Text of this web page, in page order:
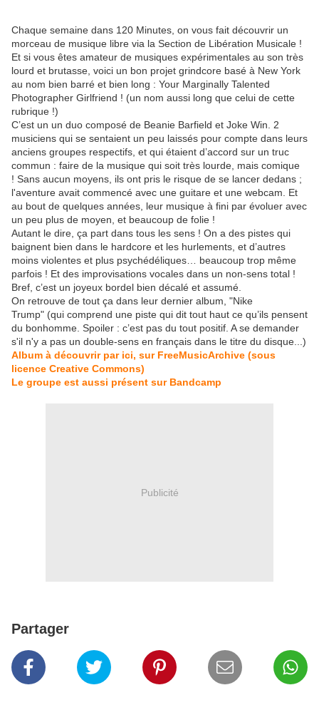
Chaque semaine dans 120 Minutes, on vous fait découvrir un
morceau de musique libre via la Section de Libération Musicale !
Et si vous êtes amateur de musiques expérimentales au son très
lourd et brutasse, voici un bon projet grindcore basé à New York
au nom bien barré et bien long : Your Marginally Talented
Photographer Girlfriend ! (un nom aussi long que celui de cette
rubrique !)
C’est un un duo composé de Beanie Barfield et Joke Win. 2
musiciens qui se sentaient un peu laissés pour compte dans leurs
anciens groupes respectifs, et qui étaient d’accord sur un truc
commun : faire de la musique qui soit très lourde, mais comique
! Sans aucun moyens, ils ont pris le risque de se lancer dedans ;
l'aventure avait commencé avec une guitare et une webcam. Et
au bout de quelques années, leur musique à fini par évoluer avec
un peu plus de moyen, et beaucoup de folie !
Autant le dire, ça part dans tous les sens ! On a des pistes qui
baignent bien dans le hardcore et les hurlements, et d’autres
moins violentes et plus psychédéliques… beaucoup trop même
parfois ! Et des improvisations vocales dans un non-sens total !
Bref, c’est un joyeux bordel bien décalé et assumé.
On retrouve de tout ça dans leur dernier album, "Nike
Trump" (qui comprend une piste qui dit tout haut ce qu’ils pensent
du bonhomme. Spoiler : c’est pas du tout positif. A se demander
s'il n'y a pas un double-sens en français dans le titre du disque...)
Album à découvrir par ici, sur FreeMusicArchive (sous
licence Creative Commons)
Le groupe est aussi présent sur Bandcamp
Publicité
Partager